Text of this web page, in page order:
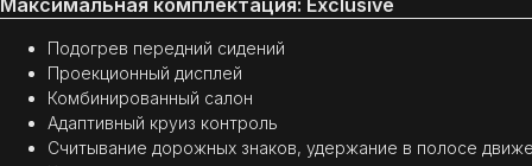
Максимальная комплектация: Exclusive
Подогрев передний сидений
Проекционный дисплей
Комбинированный салон
Адаптивный круиз контроль
Считывание дорожных знаков, удержание в полосе